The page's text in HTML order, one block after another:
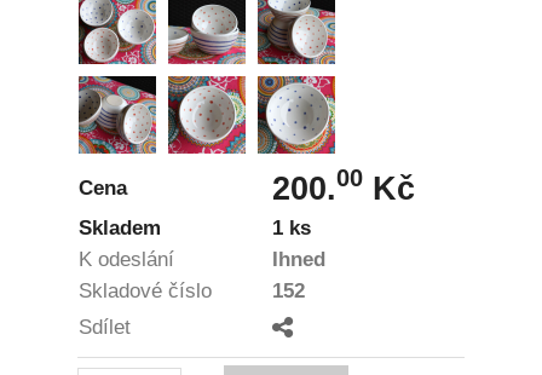
Cena 200.00 Kč
Skladem
1 ks
K odeslání
Ihned
Skladové číslo
152
Sdílet